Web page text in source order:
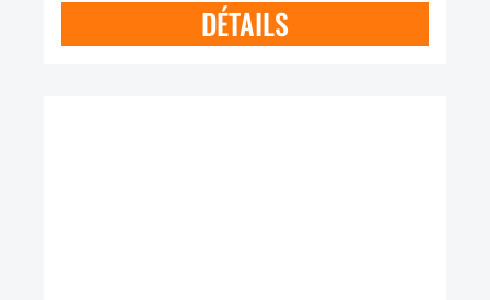
DÉTAILS